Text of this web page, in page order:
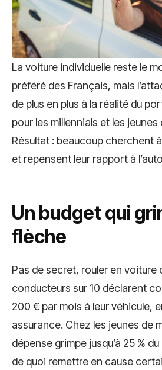
La voiture individuelle reste le
préféré des Français, mais
de plus en plus à la réalité du
pour les millennials et les
Résultat : beaucoup cherchent
et repensent leur rapport à
Un budget qui
flèche
Pas de secret, rouler en voiture
conducteurs sur 10 déclarent
200 € par mois à leur véhicule,
assurance. Chez les jeunes de
dépense grimpe jusqu’à 25 %
de quoi remettre en cause